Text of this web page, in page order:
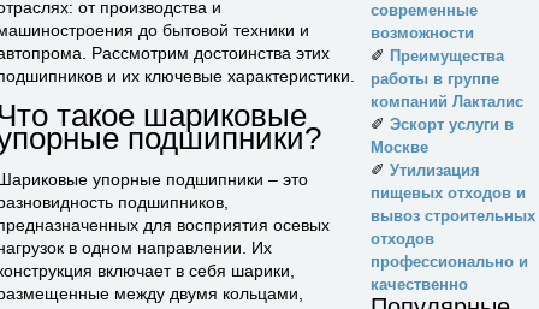
от производства и
до бытовой техники и
Рассмотрим достоинства этих
и их ключевые характеристики.
такое шариковые
подшипники?
упорные подшипники – это
подшипников,
для восприятия осевых
в одном направлении. Их
включает в себя шарики,
между двумя кольцами,
современные
возможности
✐ Преимущества
работы в группе
компаний Лакталис
✐ Эскорт услуги в
Москве
✐ Утилизация
пищевых отходов и
вывоз строительных
отходов
профессионально и
качественно